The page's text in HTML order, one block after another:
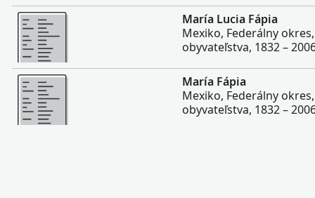
Viac
María Lucia Fápia
Mexiko, Federálny
obyvateľstva, 1832 –
Viac
María Fápia
Mexiko, Federálny
obyvateľstva, 1832 –